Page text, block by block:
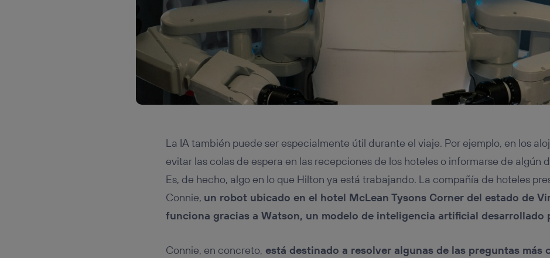
La IA también puede ser especialmente útil durante el viaje. Por ejemplo, en los
evitar las colas de espera en las recepciones de los hoteles o informarse de algún
Es, de hecho, algo en lo que Hilton ya está trabajando. La compañía de hoteles
Connie, un robot ubicado en el hotel McLean Tysons Corner del estado de
funciona gracias a Watson, un modelo de inteligencia artificial desarrollado
Connie, en concreto, está destinado a resolver algunas de las preguntas más